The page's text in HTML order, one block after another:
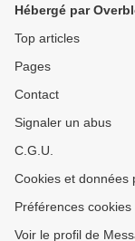
Hébergé par
Top articles
Pages
Contact
Signaler un abus
C.G.U.
Cookies et données
Préférences cookies
Voir le profil de